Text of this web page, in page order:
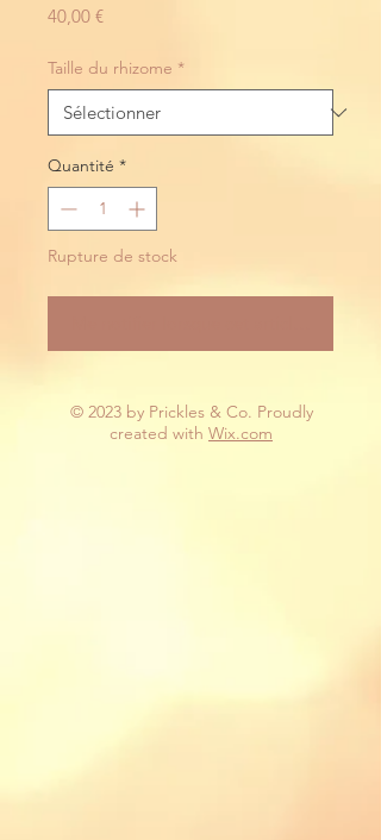
40,00 €Prix
Taille du rhizome *
Quantité *
Rupture de stock
© 2023 by Prickles & Co. Proudly
created with Wix.com